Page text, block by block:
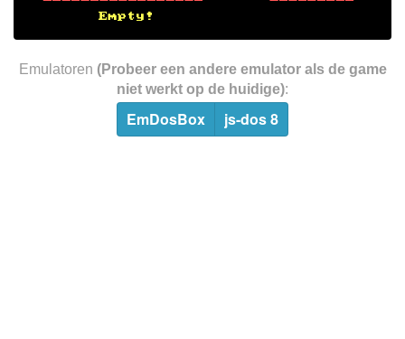
Emulatoren (Probeer een andere emulator als de game
niet werkt op de huidige):
EmDosBox js-dos 8